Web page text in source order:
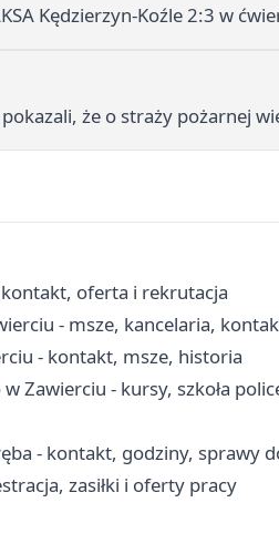
Kędzierzyn-Koźle 2:3 w
że o straży pożarnej
kontakt, oferta i rekrutacja
- msze, kancelaria,
- kontakt, msze, historia
Zawierciu - kursy, szkoła
- kontakt, godziny, sprawy
zasiłki i oferty pracy